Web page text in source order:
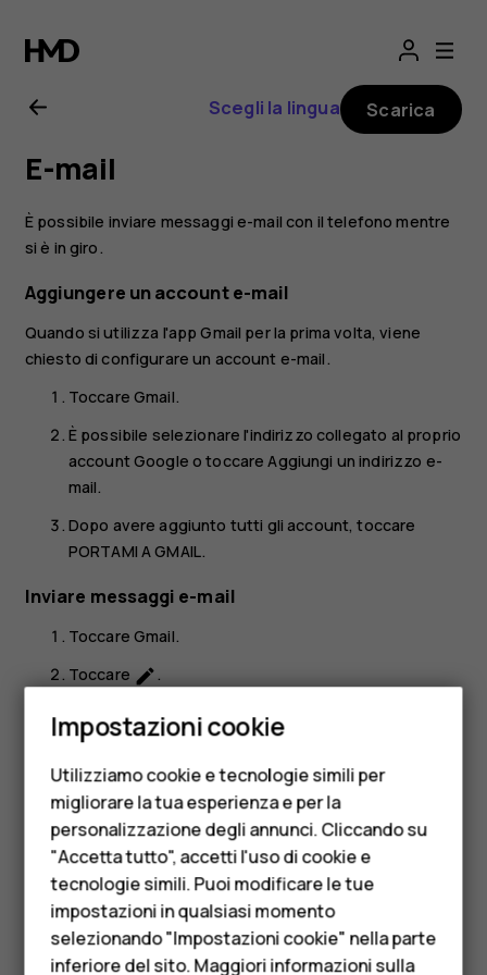
Manuale
d'uso
del
Nokia
G21
Smartphone
Cellulari
Telefoni per anziani
Accessori
HMD Terra M
Per le imprese
Scegli la lingua Scarica
E-mail
È possibile inviare messaggi e-mail con il telefono mentre
si è in giro.
Aggiungere un account e-mail
Quando si utilizza l'app Gmail per la prima volta, viene
chiesto di configurare un account e-mail.
ToccareGmail.
È possibile selezionare l'indirizzo collegato al proprio
account Google o toccareAggiungi un indirizzo e-
mail.
Dopo avere aggiunto tutti gli account, toccare
PORTAMI A GMAIL.
Inviare messaggi e-mail
ToccareGmail.
Toccare create.
Aggiungi da Contatti.
Digitare l'oggetto del messaggio e il testo.
Toccare send.
Ti è stato d'aiuto?
Impostazioni cookie
Utilizziamo cookie e tecnologie simili per
migliorare la tua esperienza e per la
personalizzazione degli annunci. Cliccando su
"Accetta tutto", accetti l'uso di cookie e
tecnologie simili. Puoi modificare le tue
impostazioni in qualsiasi momento
selezionando "Impostazioni cookie" nella parte
inferiore del sito. Maggiori informazioni sulla